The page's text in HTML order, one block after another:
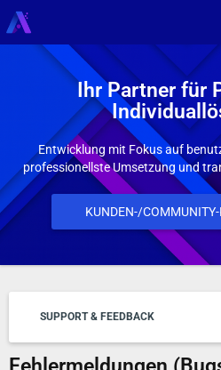
Ihr Partner für
Entwicklung mit Fokus auf
professionellste Umsetzung und
KUNDEN-/
SUPPORT & FEEDBACK